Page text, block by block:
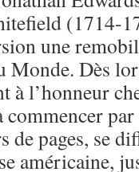
(1714-
une
Monde. Dès
à l’honneur
de pages, se
américaine,